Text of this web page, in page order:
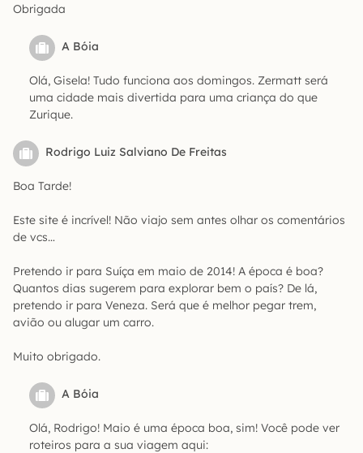
Obrigada
A Bóia
Olá, Gisela! Tudo funciona aos domingos. Zermatt será
uma cidade mais divertida para uma criança do que
Zurique.
Rodrigo Luiz Salviano De Freitas
Boa Tarde!
Este site é incrível! Não viajo sem antes olhar os comentários
de vcs…
Pretendo ir para Suíça em maio de 2014! A época é boa?
Quantos dias sugerem para explorar bem o país? De lá,
pretendo ir para Veneza. Será que é melhor pegar trem,
avião ou alugar um carro.
Muito obrigado.
A Bóia
Olá, Rodrigo! Maio é uma época boa, sim! Você pode ver
roteiros para a sua viagem aqui: